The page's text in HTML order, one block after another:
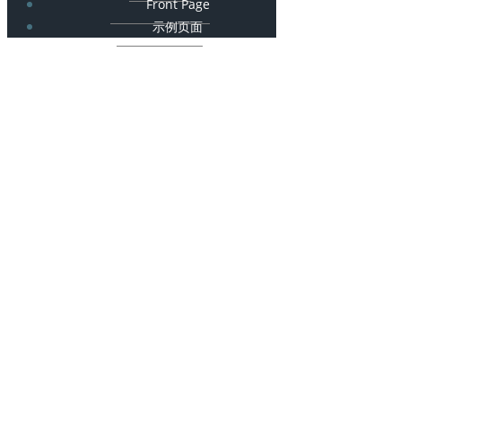
Front Page
示例页面